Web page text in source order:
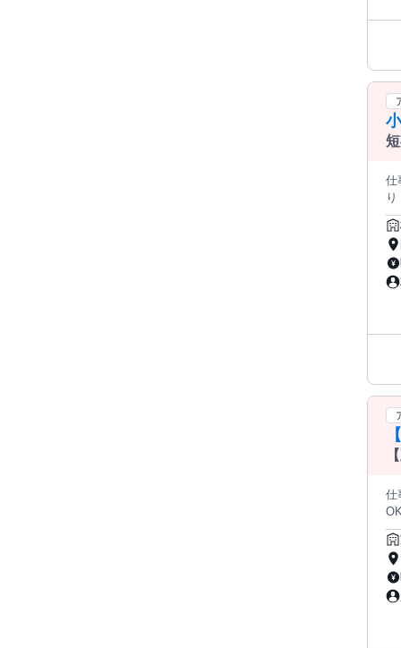
報
れた機
削
確
の
正
示
ゲーム
か
な
まと
方も段
仕事内容: 【このお仕事の魅力
り
の勉
小
師です。 点数アップ
仕
休
か
ン